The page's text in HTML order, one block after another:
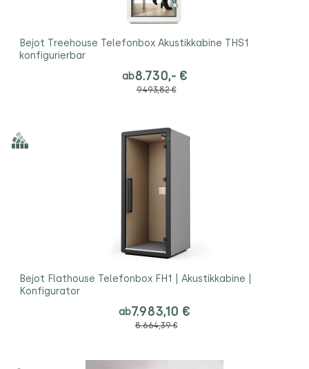
Bejot Treehouse Telefonbox Akustikkabine THS1
konfigurierbar
ab8.730,- €
9.493,82 €
Bejot Flathouse Telefonbox FH1 | Akustikkabine |
Konfigurator
ab7.983,10 €
8.664,39 €